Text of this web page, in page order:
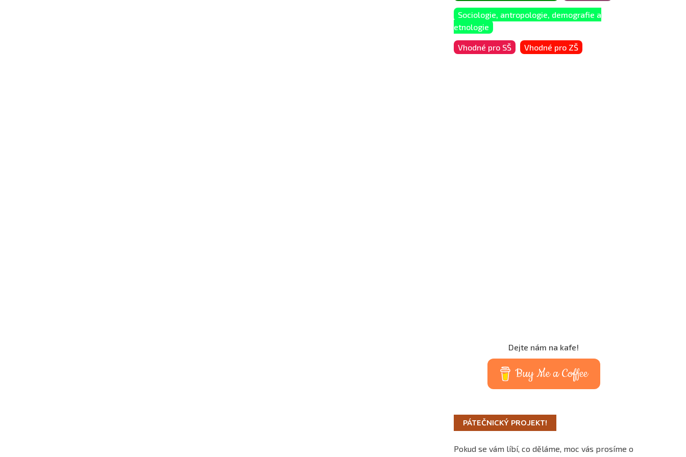
Sociologie, antropologie, demografie a
etnologie
Vhodné pro SŠ Vhodné pro ZŠ
Dejte nám na kafe!
Buy Me a Coffee
PÁTEČNICKÝ PROJEKT!
Pokud se vám líbí, co děláme, moc vás prosíme o